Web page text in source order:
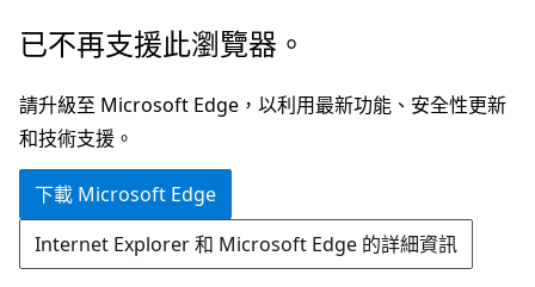
跳
主
要
內
已不再支援此瀏覽器。
請升級至 Microsoft Edge，以利用最新功能、安全性更新
和技術支援。
下載 Microsoft Edge
Internet Explorer 和 Microsoft Edge 的詳細資訊